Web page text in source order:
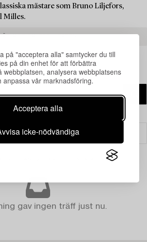
på "acceptera alla" samtycker du till
på din enhet för att förbättra
webbplatsen, analysera webbplatsens
anpassa vår marknadsföring.
Acceptera alla
icke-nödvändiga
mästare som Bruno Liljefors,
Milles.
Filter
gav ingen träff just nu.